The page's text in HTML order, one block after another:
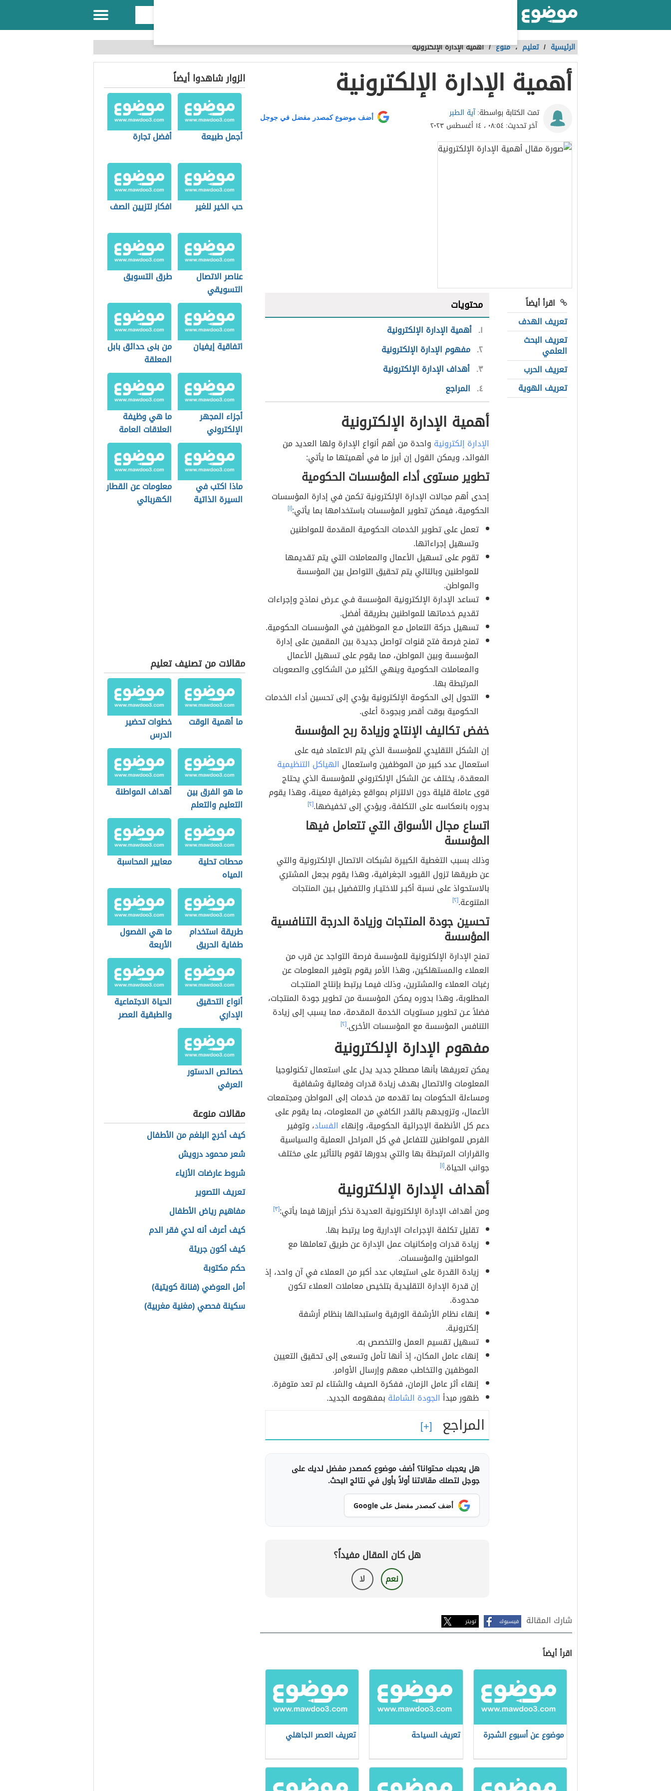
الرئيسية / تعليم ،منوع /أهمية الإدارة الإلكترونية
أهمية الإدارة الإلكترونية
تمت الكتابة بواسطة:آية الطبر
آخر تحديث:٠٨:٥٤ ، ١٤ أغسطس ٢٠٢٣
أضف موضوع كمصدر مفضل في جوجل
اقرأ أيضاً
تعريف الهدف
تعريف البحث
العلمي
تعريف الحرب
تعريف الهوية
محتويات
١ أهمية الإدارة الإلكترونية
٢ مفهوم الإدارة الإلكترونية
٣ أهداف الإدارة الإلكترونية
٤ المراجع
أهمية الإدارة الإلكترونية
الإدارة إلكترونية واحدة من أهم أنواع الإدارة ولها العديد من
الفوائد، ويمكن القول إن أبرز ما في أهميتها ما يأتي:
تطوير مستوى أداء المؤسسات الحكومية
إحدى أهم مجالات الإدارة الإلكترونية تكمن في إدارة المؤسسات
الحكومية، فيمكن تطوير المؤسسات باستخدامها بما يأتي:[١]
تعمل على تطوير الخدمات الحكومية المقدمة للمواطنين
وتسهيل إجراءاتها.
تقوم على تسهيل الأعمال والمعاملات التي يتم تقديمها
للمواطنين وبالتالي يتم تحقيق التواصل بين المؤسسة
والمواطن.
تساعد الإدارة الإلكترونية المؤسسة فـي عـرض نماذج وإجراءات
تقديم خدماتها للمواطنين بطريقة أفضل.
تسهيل حركة التعامل مـع الموظفين في المؤسسات الحكومية.
تمنح فرصة فتح قنوات تواصل جديدة بين المقمين على إدارة
المؤسسة وبين المواطن، مما يقوم على تسهيل الأعمال
والمعاملات الحكومية وينهي الكثير مـن الشكاوى والصعوبات
المرتبطة بها.
التحول إلى الحكومة الإلكترونية يؤدي إلى تحسين أداء الخدمات
الحكومية بوقت أقصر وبجودة أعلى.
خفض تكاليف الإنتاج وزيادة ربح المؤسسة
إن الشكل التقليدي للمؤسسة الذي يتم الاعتماد فيه على
استعمال عدد كبير من الموظفين واستعمال الهياكل التنظيمية
المعقدة، يختلف عن الشكل الإلكتروني للمؤسسة الذي يحتاج
قوى عاملة قليلة دون الالتزام بمواقع جغرافية معينة، وهذا يقوم
بدوره بانعكاسه على التكلفة، ويؤدي إلى تخفيضها.[٢]
اتساع مجال الأسواق التي تتعامل فيها
المؤسسة
وذلك بسبب التغطية الكبيرة لشبكات الاتصال الإلكترونية والتي
عن طريقها تزول القيود الجغرافية، وهذا يقوم بجعل المشتري
بالاستحواذ على نسبة أكبـر للاختيـار والتفضيل بـين المنتجات
المتنوعة.[٢]
تحسين جودة المنتجات وزيادة الدرجة التنافسية
المؤسسة
تمنح الإدارة الإلكترونية للمؤسسة فرصة التواجد عن قرب من
العملاء والمستهلكين، وهذا الأمر يقوم بتوفير المعلومات عن
رغبات العملاء والمشترين، وذلك فيمـا يرتبط بإنتاج المنتجـات
المطلوبة، وهذا بدوره يمكن المؤسسة من تطوير جودة المنتجات،
فضلاً عـن تطوير مستويات الخدمة المقدمة، مما يسبب إلى زيادة
التنافس المؤسسة مع المؤسسات الأخرى.[٢]
مفهوم الإدارة الإلكترونية
يمكن تعريفها بأنها مصطلح جديد يدل على استعمال تكنولوجيا
المعلومات والاتصال بهدف زيادة قدرات وفعالية وشفافية
ومساءلة الحكومات بما تقدمه من خدمات إلى المواطن ومجتمعات
الأعمال، وتزويدهم بالقدر الكافي من المعلومات، بما يقوم على
دعم كل الأنظمة الإجرائية الحكومية، وإنهاء الفساد، وتوفير
الفرص للمواطنين للتفاعل في كل المراحل العملية والسياسية
والقرارات المرتبطة بها والتي بدورها تقوم بالتأثير على مختلف
جوانب الحياة.[١]
أهداف الإدارة الإلكترونية
ومن أهداف الإدارة الإلكترونية العديدة نذكر أبرزها فيما يأتي:[٣]
تقليل تكلفة الإجراءات الإدارية وما يرتبط بها.
زيادة قدرات وإمكانيات عمل الإدارة عن طريق تعاملها مع
المواطنين والمؤسسات.
زيادة القدرة على استيعاب عدد أكبر من العملاء في آن واحد، إذ
إن قدرة الإدارة التقليدية بتلخيص معاملات العملاء تكون
محدودة.
إنهاء نظام الأرشفة الورقية واستبدالها بنظام أرشفة
إلكترونية.
تسهيل تقسيم العمل والتخصص به.
إنهاء عامل المكان، إذ أنها تأمل وتسعى إلى تحقيق التعيين
الموظفين والتخاطب معهم وإرسال الأوامر.
إنهاء أثر عامل الزمان، ففكرة الصيف والشتاء لم تعد متوفرة.
ظهور مبدأ الجودة الشاملة بمفهومه الجديد.
المراجع
هل يعجبك محتوانا؟ أضف موضوع كمصدر مفضل لديك على
جوجل لتصلك مقالاتنا أولاً بأول في نتائج البحث.
أضف كمصدر مفضل على Google
هل كان المقال مفيداً؟
نعم لا
شارك المقالة فيسبوك تويتر
اقرأ أيضاً
موضوع عن أسبوع الشجرة تعريف السياحة تعريف العصر الجاهلي
الزوار شاهدوا أيضاً
أجمل طبيعة أفضل تجارة
حب الخير للغير افكار لتزيين الصف
عناصر الاتصال
التسويقي
طرق التسويق
اتفاقية إيفيان
من بنى حدائق بابل
المعلقة
أجزاء المجهر
الإلكتروني
ما هي وظيفة
العلاقات العامة
ماذا اكتب في
السيرة الذاتية
معلومات عن القطار
الكهربائي
مقالات من تصنيف تعليم
ما أهمية الوقت
خطوات تحضير
الدرس
ما هو الفرق بين
التعليم والتعلم
أهداف المواطنة
محطات تحلية
المياه
معايير المحاسبة
طريقة استخدام
طفاية الحريق
ما هي الفصول
الأربعة
أنواع التحقيق
الإداري
الحياة الاجتماعية
والطبقية العصر
خصائص الدستور
العرفي
مقالات منوعة
كيف أخرج البلغم من الأطفال
شعر محمود درويش
شروط عارضات الأزياء
تعريف التصوير
مفاهيم رياض الأطفال
كيف أعرف أنه لدي فقر الدم
كيف أكون جريئة
حكم مكتوبة
أمل العوضي (فنانة كويتية)
سكينة فحصي (مغنية مغربية)